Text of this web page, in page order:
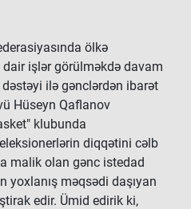
ölkə
işlər görülməkdə davam
ilə gənclərdən ibarət
Hüseyn Qaflanov
klubunda
diqqətini cəlb
malik olan gənc istedad
yoxlanış məqsədi daşıyan
edir. Ümid edirik ki,